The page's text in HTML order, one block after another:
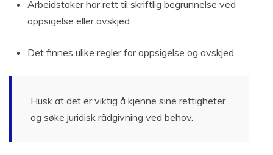
Arbeidstaker har rett til skriftlig begrunnelse ved
oppsigelse eller avskjed
Det finnes ulike regler for oppsigelse og avskjed
Husk at det er viktig å kjenne sine rettigheter
og søke juridisk rådgivning ved behov.